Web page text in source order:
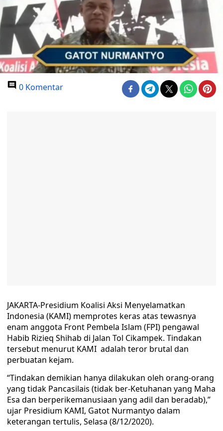
0 Komentar
JAKARTA-Presidium Koalisi Aksi Menyelamatkan
Indonesia (KAMI) memprotes keras atas tewasnya
enam anggota Front Pembela Islam (FPI) pengawal
Habib Rizieq Shihab di Jalan Tol Cikampek. Tindakan
tersebut menurut KAMI adalah teror brutal dan
perbuatan kejam.
“Tindakan demikian hanya dilakukan oleh orang-orang
yang tidak Pancasilais (tidak ber-Ketuhanan yang Maha
Esa dan berperikemanusiaan yang adil dan beradab),”
ujar Presidium KAMI, Gatot Nurmantyo dalam
keterangan tertulis, Selasa (8/12/2020).